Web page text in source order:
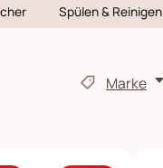
Spülen & Reinigen
Marke